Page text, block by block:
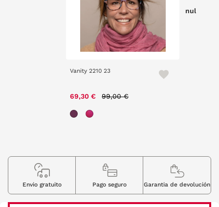
Vanity 2210 23
69,30 € 99,00 €
null
Envio gratuito Pago seguro Garantia de devolución